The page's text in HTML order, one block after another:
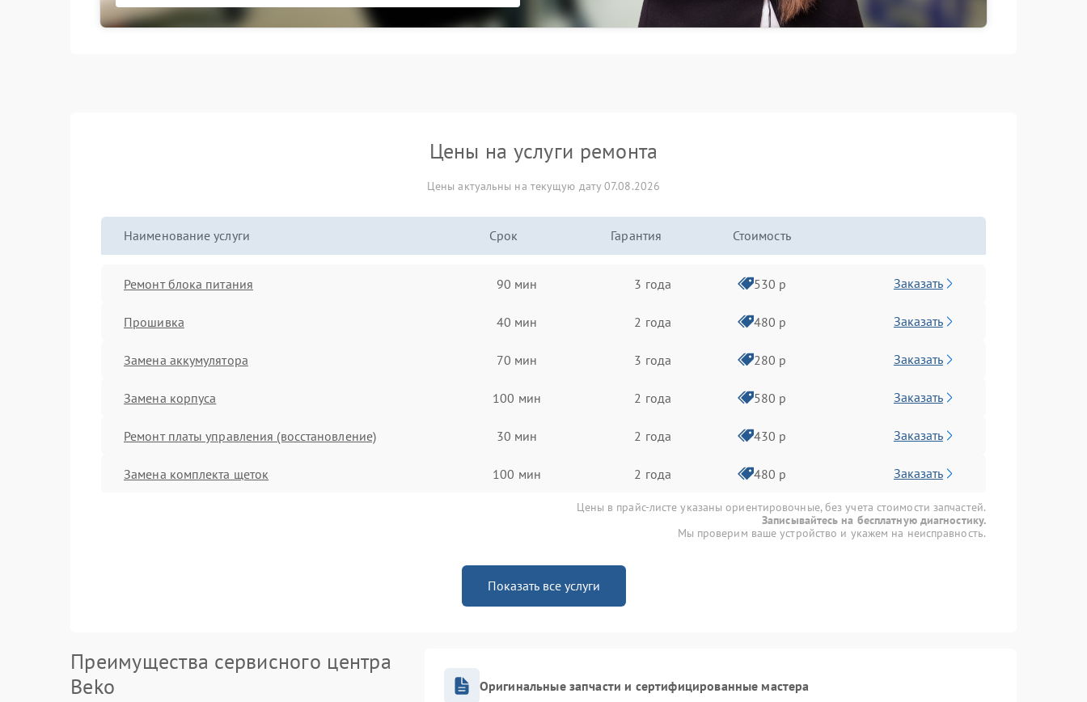
Цены на услуги ремонта
Цены актуальны на текущую дату 07.08.2026
Наименование услуги Срок Гарантия Стоимость
Ремонт блока питания 90 мин 3 года 530 р Заказать
Прошивка 40 мин 2 года 480 р Заказать
Замена аккумулятора 70 мин 3 года 280 р Заказать
Замена корпуса 100 мин 2 года 580 р Заказать
Ремонт платы управления (восстановление) 30 мин 2 года 430 р Заказать
Замена комплекта щеток 100 мин 2 года 480 р Заказать
Цены в прайс-листе указаны ориентировочные, без учета стоимости запчастей.
Записывайтесь на бесплатную диагностику.
Мы проверим ваше устройство и укажем на неисправность.
Показать все услуги
Преимущества сервисного центра
Beko
Оригинальные запчасти и сертифицированные мастера